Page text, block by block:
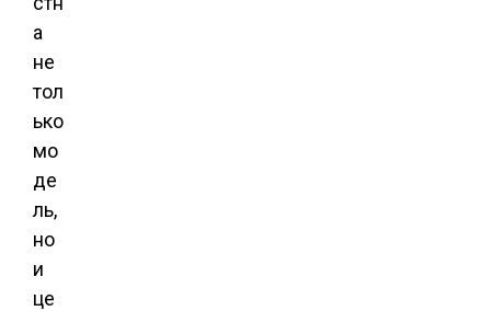
а
не
тол
ько
мо
де
ль,
но
и
це